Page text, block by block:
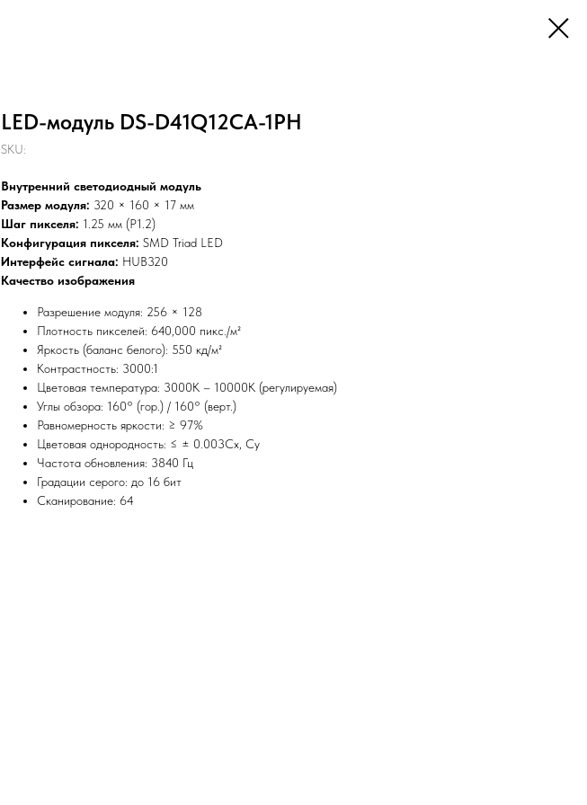
LED-модуль DS-D41Q12CA-1PH
SKU:
Внутренний светодиодный модуль
Размер модуля: 320 × 160 × 17 мм
Шаг пикселя: 1.25 мм (P1.2)
Конфигурация пикселя: SMD Triad LED
Интерфейс сигнала: HUB320
Качество изображения
Разрешение модуля: 256 × 128
Плотность пикселей: 640,000 пикс./м²
Яркость (баланс белого): 550 кд/м²
Контрастность: 3000:1
Цветовая температура: 3000K – 10000K (регулируемая)
Углы обзора: 160° (гор.) / 160° (верт.)
Равномерность яркости: ≥ 97%
Цветовая однородность: ≤ ± 0.003Cx, Cy
Частота обновления: 3840 Гц
Градации серого: до 16 бит
Сканирование: 64